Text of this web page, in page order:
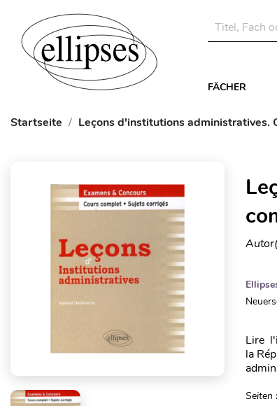
FÄCHER
Startseite Leçons d'institutions administratives.
Lire
la
Seiten :